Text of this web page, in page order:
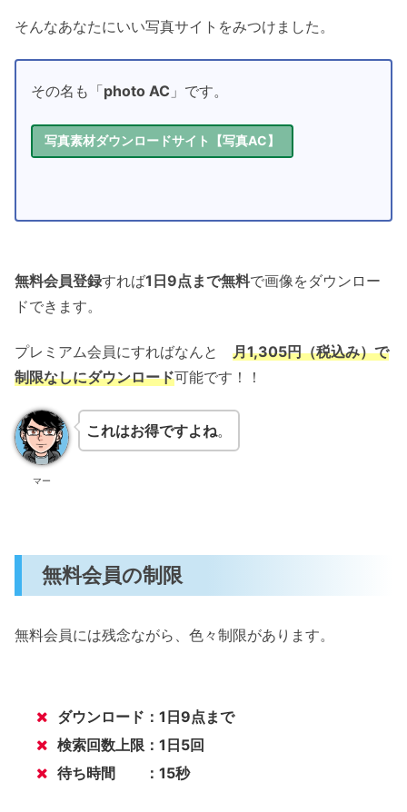
そんなあなたにいい写真サイトをみつけました。
その名も「photo AC 」です。
写真素材ダウンロードサイト【写真AC】
無料会員登録すれば1日9点まで無料で画像をダウンロー
ドできます。
プレミアム会員にすればなんと 月1,305円（税込み）で
制限なしにダウンロード可能です！！
マー
これはお得ですよね。
無料会員の制限
無料会員には残念ながら、色々制限があります。
ダウンロード：1日9点まで
検索回数上限：1日5回
待ち時間 ：15秒